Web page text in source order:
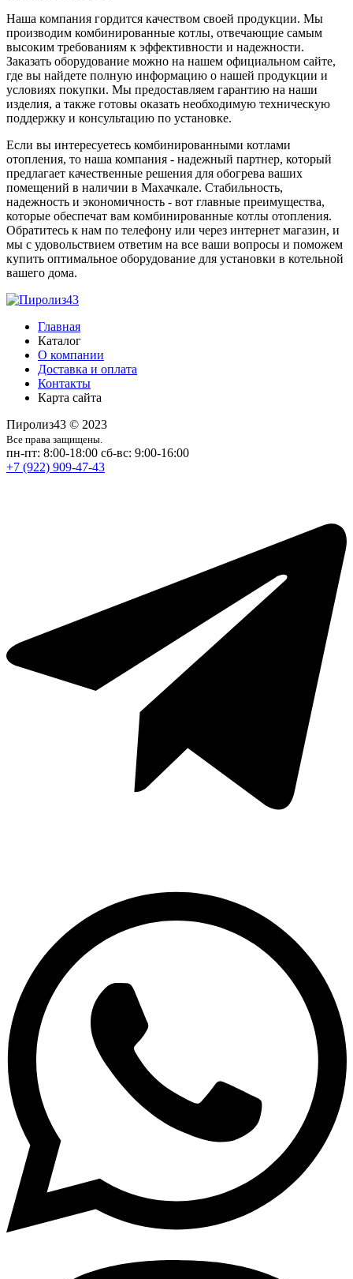
Наша компания гордится качеством своей продукции. Мы
производим комбинированные котлы, отвечающие самым
высоким требованиям к эффективности и надежности.
Заказать оборудование можно на нашем официальном сайте,
где вы найдете полную информацию о нашей продукции и
условиях покупки. Мы предоставляем гарантию на наши
изделия, а также готовы оказать необходимую техническую
поддержку и консультацию по установке.
Если вы интересуетесь комбинированными котлами
отопления, то наша компания - надежный партнер, который
предлагает качественные решения для обогрева ваших
помещений в наличии в Махачкале. Стабильность,
надежность и экономичность - вот главные преимущества,
которые обеспечат вам комбинированные котлы отопления.
Обратитесь к нам по телефону или через интернет магазин, и
мы с удовольствием ответим на все ваши вопросы и поможем
купить оптимальное оборудование для установки в котельной
вашего дома.
Главная
Каталог
О компании
Доставка и оплата
Контакты
Карта сайта
Пиролиз43 © 2023
Все права защищены.
пн-пт: 8:00-18:00 сб-вс: 9:00-16:00
+7 (922) 909-47-43